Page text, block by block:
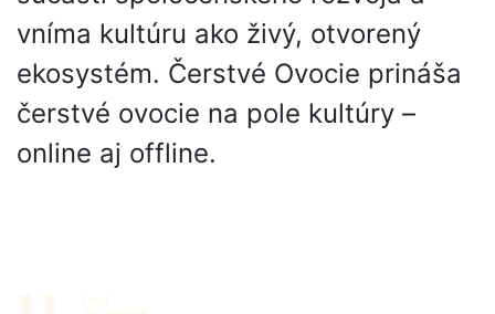
vníma kultúru ako živý, otvorený
ekosystém. Čerstvé Ovocie prináša
čerstvé ovocie na pole kultúry –
online aj offline.